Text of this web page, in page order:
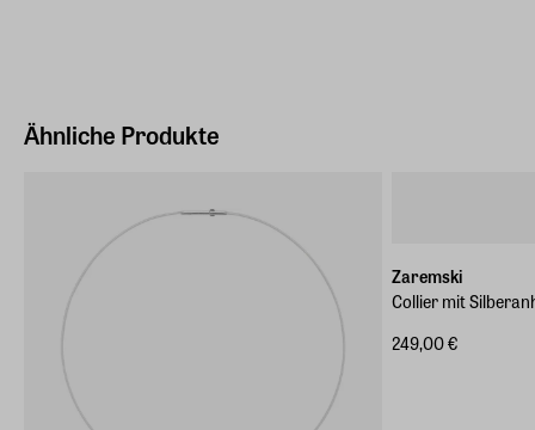
Deutschland (EU)
Ähnliche Produkte
Zaremski
Collier mit
249,00 €